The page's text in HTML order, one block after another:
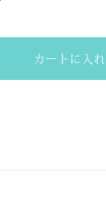
Sサイズ
Mサイ
Mサイ
カートに入れ